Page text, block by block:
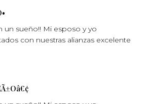
un sueño!! Mi esposo y yo
con nuestras alianzas excelente